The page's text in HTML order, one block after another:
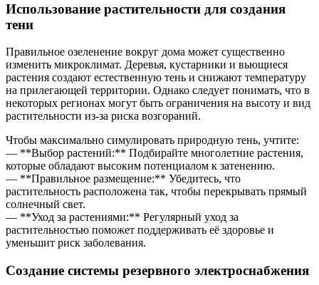
Использование растительности для создания
тени
Правильное озеленение вокруг дома может существенно
изменить микроклимат. Деревья, кустарники и вьющиеся
растения создают естественную тень и снижают температуру
на прилегающей территории. Однако следует понимать, что в
некоторых регионах могут быть ограничения на высоту и вид
растительности из-за риска возгораний.
Чтобы максимально симулировать природную тень, учтите:
— **Выбор растений:** Подбирайте многолетние растения,
которые обладают высоким потенциалом к затенению.
— **Правильное размещение:** Убедитесь, что
растительность расположена так, чтобы перекрывать прямый
солнечный свет.
— **Уход за растениями:** Регулярный уход за
растительностью поможет поддерживать её здоровье и
уменьшит риск заболевания.
Создание системы резервного электроснабжения